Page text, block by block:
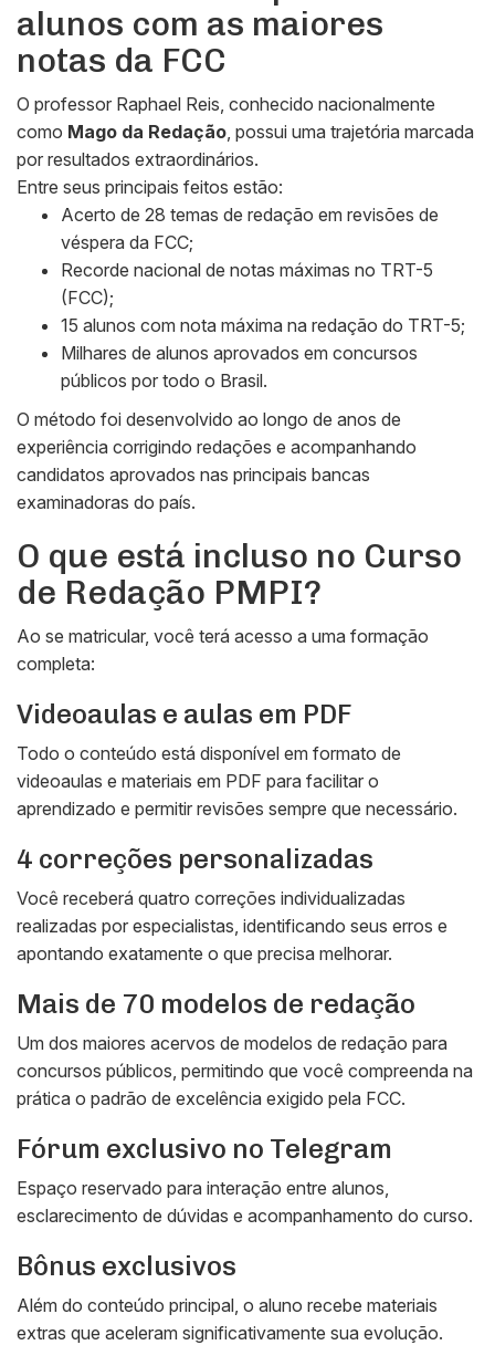
alunos com as maiores
notas da FCC
O professor Raphael Reis, conhecido nacionalmente
como Mago da Redação, possui uma trajetória marcada
por resultados extraordinários.
Entre seus principais feitos estão:
Acerto de 28 temas de redação em revisões de
véspera da FCC;
Recorde nacional de notas máximas no TRT-5
(FCC);
15 alunos com nota máxima na redação do TRT-5;
Milhares de alunos aprovados em concursos
públicos por todo o Brasil.
O método foi desenvolvido ao longo de anos de
experiência corrigindo redações e acompanhando
candidatos aprovados nas principais bancas
examinadoras do país.
O que está incluso no Curso
de Redação PMPI?
Ao se matricular, você terá acesso a uma formação
completa:
Videoaulas e aulas em PDF
Todo o conteúdo está disponível em formato de
videoaulas e materiais em PDF para facilitar o
aprendizado e permitir revisões sempre que necessário.
4 correções personalizadas
Você receberá quatro correções individualizadas
realizadas por especialistas, identificando seus erros e
apontando exatamente o que precisa melhorar.
Mais de 70 modelos de redação
Um dos maiores acervos de modelos de redação para
concursos públicos, permitindo que você compreenda na
prática o padrão de excelência exigido pela FCC.
Fórum exclusivo no Telegram
Espaço reservado para interação entre alunos,
esclarecimento de dúvidas e acompanhamento do curso.
Bônus exclusivos
Além do conteúdo principal, o aluno recebe materiais
extras que aceleram significativamente sua evolução.